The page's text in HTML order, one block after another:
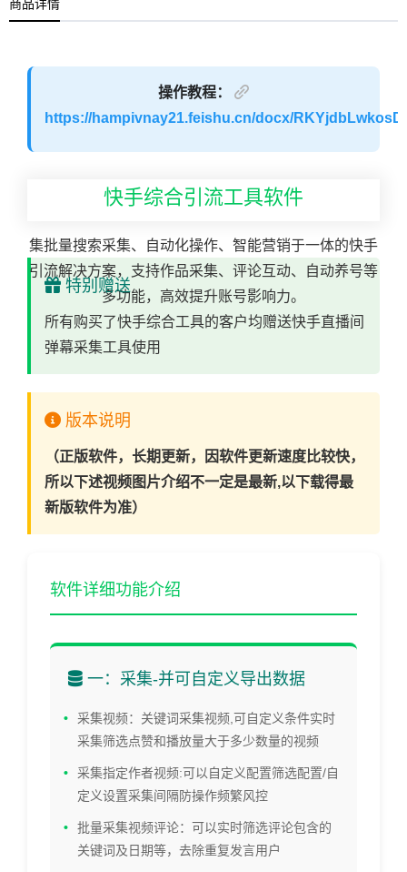
商品详情
操作教程：
https://hampivnay21.feishu.cn/docx/
快手综合引流工具软件
集批量搜索采集、自动化操作、智能营销于一体的快手
引流解决方案，支持作品采集、评论互动、自动养号等
多功能，高效提升账号影响力。
特别赠送
所有购买了快手综合工具的客户均赠送快手直播间
弹幕采集工具使用
版本说明
（正版软件，长期更新，因软件更新速度比较快，
所以下述视频图片介绍不一定是最新,以下载得最
新版软件为准）
软件详细功能介绍
一：采集-并可自定义导出数据
采集视频：关键词采集视频,可自定义条件实时
采集筛选点赞和播放量大于多少数量的视频
采集指定作者视频:可以自定义配置筛选配置/自
定义设置采集间隔防操作频繁风控
批量采集视频评论：可以实时筛选评论包含的
关键词及日期等，去除重复发言用户